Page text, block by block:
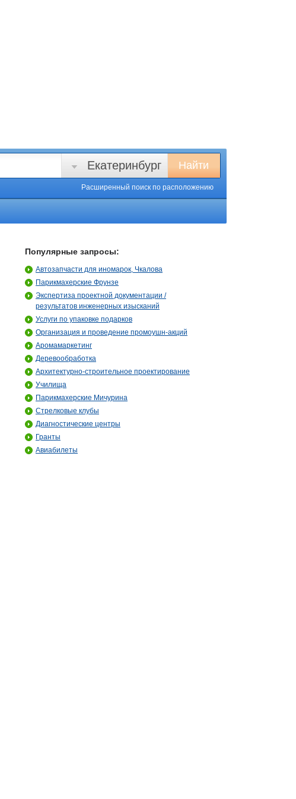
Найти
Екатеринбург
Расширенный поиск по расположению
Популярные запросы:
Автозапчасти для иномарок, Чкалова
Парикмахерские Фрунзе
Экспертиза проектной документации /
результатов инженерных изысканий
Услуги по упаковке подарков
Организация и проведение промоушн-акций
Аромамаркетинг
Деревообработка
Архитектурно-строительное проектирование
Училища
Парикмахерские Мичурина
Стрелковые клубы
Диагностические центры
Гранты
Авиабилеты